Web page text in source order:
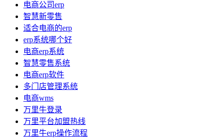
电商公司erp
智慧新零售
适合电商的erp
erp系统哪个好
电商erp系统
智慧零售系统
电商erp软件
多门店管理系统
电商wms
万里牛登录
万里平台加盟热线
万里牛erp操作流程